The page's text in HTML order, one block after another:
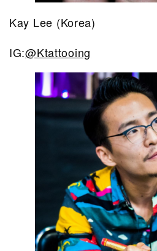
Kay Lee (Korea)
IG:@Ktattooing